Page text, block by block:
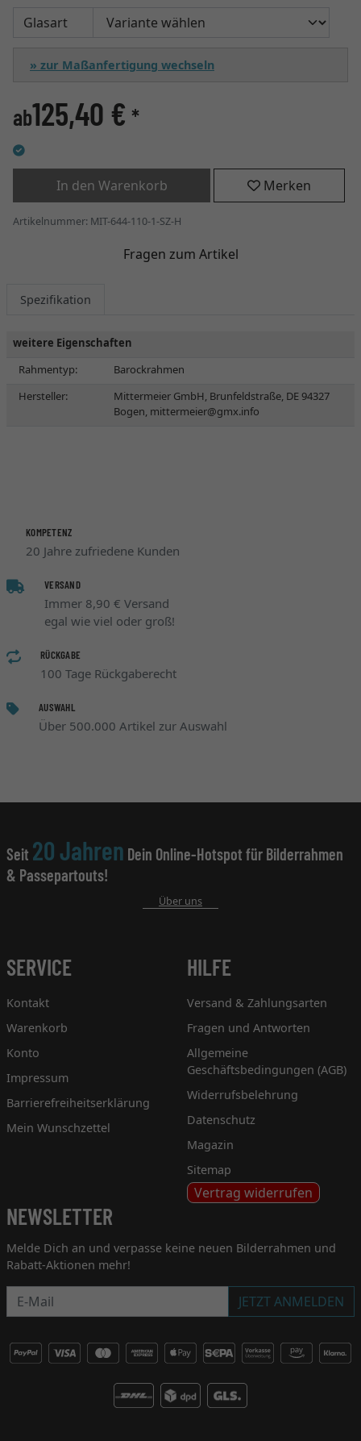
Glasart
» zur Maßanfertigung wechseln
ab125,40 € *
In den Warenkorb Merken
Artikelnummer: MIT-644-110-1-SZ-H
Fragen zum Artikel
Spezifikation
weitere Eigenschaften
Rahmentyp:
Barockrahmen
Hersteller:
Mittermeier GmbH, Brunfeldstraße, DE 94327
Bogen, mittermeier@gmx.info
KOMPETENZ
20 Jahre zufriedene Kunden
VERSAND
Immer 8,90 € Versand
egal wie viel oder groß!
RÜCKGABE
100 Tage Rückgaberecht
AUSWAHL
Über 500.000 Artikel zur Auswahl
Seit 20 Jahren Dein Online-Hotspot für Bilderrahmen
& Passepartouts!
Über uns
SERVICE
Kontakt
Warenkorb
Konto
Impressum
Barrierefreiheitserklärung
Mein Wunschzettel
HILFE
Versand & Zahlungsarten
Fragen und Antworten
Allgemeine
Geschäftsbedingungen (AGB)
Widerrufsbelehrung
Datenschutz
Magazin
Sitemap
Vertrag widerrufen
NEWSLETTER
Melde Dich an und verpasse keine neuen Bilderrahmen und
Rabatt-Aktionen mehr!
Newsletter
JETZT ANMELDEN